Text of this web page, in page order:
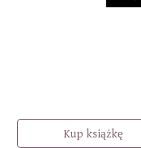
Kup książkę